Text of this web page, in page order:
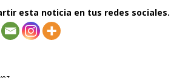
esta noticia en tus redes sociales.